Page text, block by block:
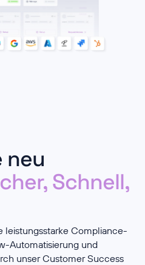
neu
Schnell,
leistungsstarke Compliance-
Automatisierung und
unser Customer Success